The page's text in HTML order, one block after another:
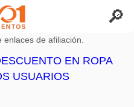
enlaces de afiliación.
EN ROPA
USUARIOS